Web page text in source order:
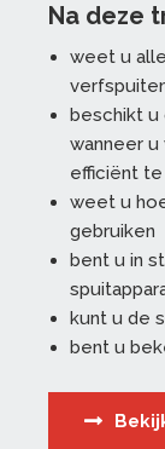
Na deze
weet u
beschikt
wanneer
efficiënt
weet u
gebruiken
bent u in
kunt u de
bent u